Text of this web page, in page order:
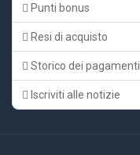
Punti bonus
Resi di acquisto
Storico dei pagamenti
Iscriviti alle notizie